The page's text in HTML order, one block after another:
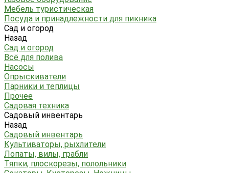
Мебель туристическая
Посуда и принадлежности для пикника
Сад и огород
Назад
Сад и огород
Всё для полива
Насосы
Опрыскиватели
Парники и теплицы
Прочее
Садовая техника
Садовый инвентарь
Назад
Садовый инвентарь
Культиваторы, рыхлители
Лопаты, вилы, грабли
Тяпки, плоскорезы, полольники